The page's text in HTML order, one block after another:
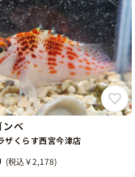
ンベ
ザくらす西宮今津店
(税込￥2,178)